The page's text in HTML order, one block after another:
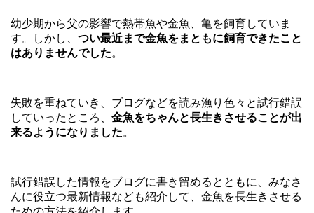
幼少期から父の影響で熱帯魚や金魚、亀を飼育していま
す。しかし、 つい最近まで金魚をまともに飼育できたこと
はありませんでした。
失敗を重ねていき、ブログなどを読み漁り色々と試行錯誤
していったところ、 金魚をちゃんと長生きさせることが出
来るようになりました。
試行錯誤した情報をブログに書き留めるとともに、みなさ
んに役立つ最新情報なども紹介して、金魚を長生きさせる